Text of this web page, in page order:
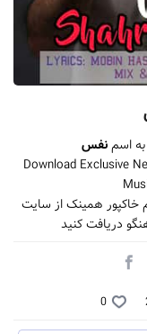
اسمنفس
Download Exclusive
خاکپور همینک از سایت
دریافت کنید
0